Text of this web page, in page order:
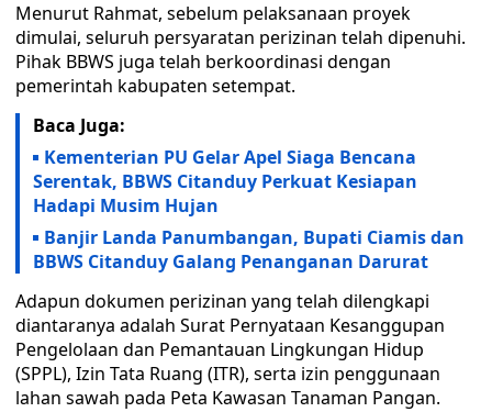
Menurut Rahmat, sebelum pelaksanaan proyek
dimulai, seluruh persyaratan perizinan telah dipenuhi.
Pihak BBWS juga telah berkoordinasi dengan
pemerintah kabupaten setempat.
Baca Juga:
Kementerian PU Gelar Apel Siaga Bencana
Serentak, BBWS Citanduy Perkuat Kesiapan
Hadapi Musim Hujan
Banjir Landa Panumbangan, Bupati Ciamis dan
BBWS Citanduy Galang Penanganan Darurat
Adapun dokumen perizinan yang telah dilengkapi
diantaranya adalah Surat Pernyataan Kesanggupan
Pengelolaan dan Pemantauan Lingkungan Hidup
(SPPL), Izin Tata Ruang (ITR), serta izin penggunaan
lahan sawah pada Peta Kawasan Tanaman Pangan.